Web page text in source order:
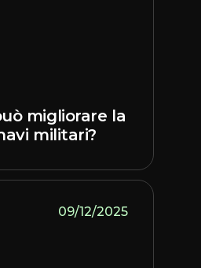
migliorare la
militari?
09/12/2025